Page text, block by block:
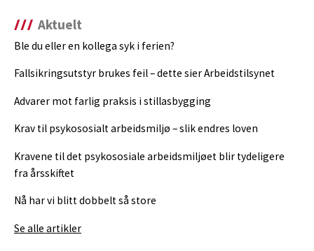
Aktuelt
Ble du eller en kollega syk i ferien?
Fallsikringsutstyr brukes feil – dette sier Arbeidstilsynet
Advarer mot farlig praksis i stillasbygging
Krav til psykososialt arbeidsmiljø – slik endres loven
Kravene til det psykososiale arbeidsmiljøet blir tydeligere
fra årsskiftet
Nå har vi blitt dobbelt så store
Se alle artikler